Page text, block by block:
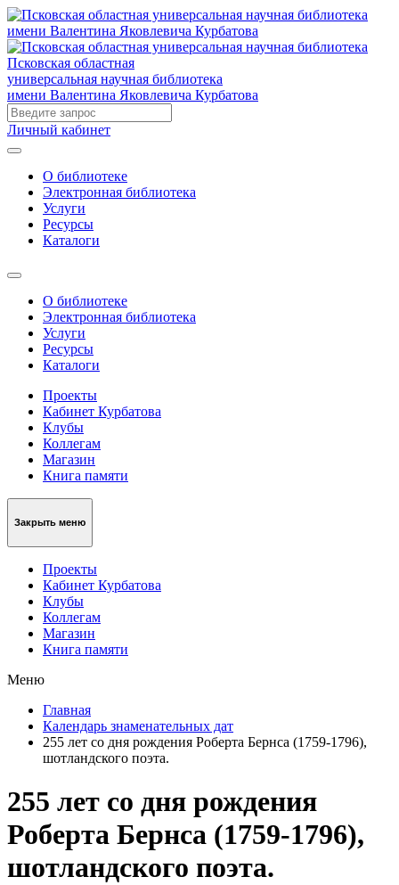
Псковская областная
универсальная научная библиотека
имени Валентина Яковлевича Курбатова
Личный кабинет
О библиотеке
Электронная библиотека
Услуги
Ресурсы
Каталоги
О библиотеке
Электронная библиотека
Услуги
Ресурсы
Каталоги
Проекты
Кабинет Курбатова
Клубы
Коллегам
Магазин
Книга памяти
Закрыть меню
Проекты
Кабинет Курбатова
Клубы
Коллегам
Магазин
Книга памяти
Меню
Главная
Календарь знаменательных дат
255 лет со дня рождения Роберта Бернса (1759-1796),
шотландского поэта.
255 лет со дня рождения
Роберта Бернса (1759-1796),
шотландского поэта.